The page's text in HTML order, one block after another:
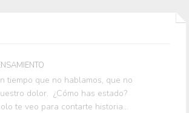
tiempo que no hablamos, que no
dolor. ¿Cómo has estado?
te veo para contarte historia...